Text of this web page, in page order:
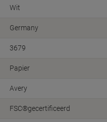
Wit
Germany
3679
Papier
Avery
FSC®gecertificeerd